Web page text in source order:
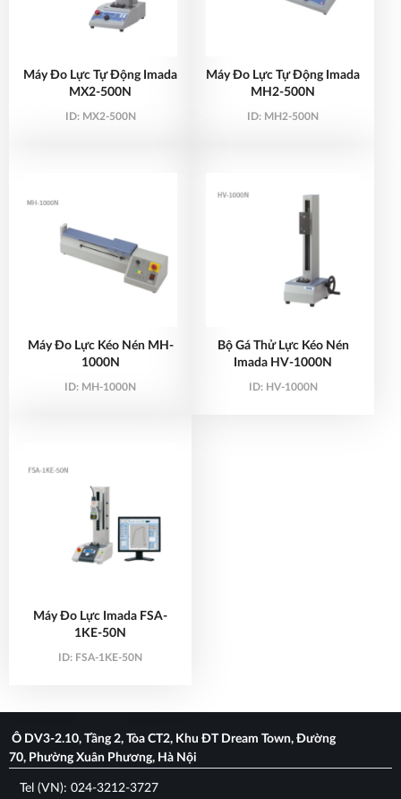
Máy Đo Lực Tự Động Imada
MX2-500N
ID: MX2-500N
Máy Đo Lực Tự Động Imada
MH2-500N
ID: MH2-500N
Máy Đo Lực Kéo Nén MH-
1000N
ID: MH-1000N
Bộ Gá Thử Lực Kéo Nén
Imada HV-1000N
ID: HV-1000N
Máy Đo Lực Imada FSA-
1KE-50N
ID: FSA-1KE-50N
Ô DV3-2.10, Tầng 2, Tòa CT2, Khu ĐT Dream Town, Đường
70, Phường Xuân Phương, Hà Nội
Tel (VN): 024-3212-3727